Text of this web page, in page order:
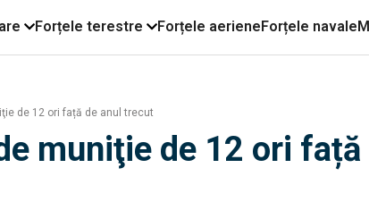
Forțele terestre Forțele aerieneForțele navale
de 12 ori față de anul trecut
muniţie de 12 ori față